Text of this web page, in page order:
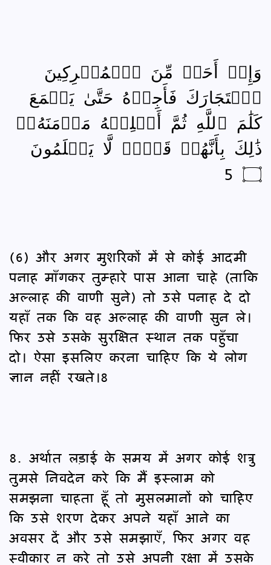
وَإِنۡ أَحَدٞ مِّنَ ٱلۡمُشۡرِكِينَ
ٱسۡتَجَارَكَ فَأَجِرۡهُ حَتَّىٰ يَسۡمَعَ
كَلَٰمَ ٱللَّهِ ثُمَّ أَبۡلِغۡهُ مَأۡمَنَهُۥۚ
ذَٰلِكَ بِأَنَّهُمۡ قَوۡمٞ لَّا يَعۡلَمُونَ
۝ 5
(6) और अगर मुशरिकों में से कोई आदमी
पनाह माँगकर तुम्हारे पास आना चाहे (ताकि
अल्लाह की वाणी सुने) तो उसे पनाह दे दो
यहाँ तक कि वह अल्लाह की वाणी सुन ले।
फिर उसे उसके सुरक्षित स्थान तक पहुँचा
दो। ऐसा इसलिए करना चाहिए कि ये लोग
ज्ञान नहीं रखते।8
8. अर्थात लड़ाई के समय में अगर कोई शत्रु
तुमसे निवदेन करे कि मैं इस्लाम को
समझना चाहता हूँ तो मुसलमानों को चाहिए
कि उसे शरण देकर अपने यहाँ आने का
अवसर दें और उसे समझाएँ, फिर अगर वह
स्वीकार न करे तो उसे अपनी रक्षा में उसके